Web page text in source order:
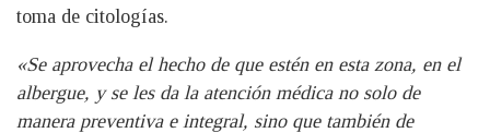
toma de citologías.
«Se aprovecha el hecho de que estén en esta zona, en el
albergue, y se les da la atención médica no solo de
manera preventiva e integral, sino que también de